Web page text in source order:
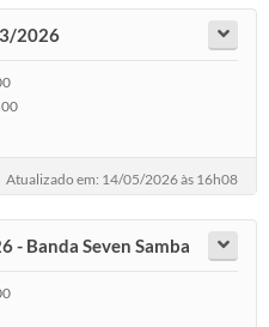
2026
Atualizado em: 14/05/2026 às 16h08
Banda Seven Samba